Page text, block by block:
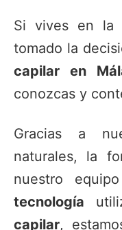
Si vives en la
tomado la
capilar en
conozcas y
Gracias a
naturales, la
nuestro
tecnología
capilar,